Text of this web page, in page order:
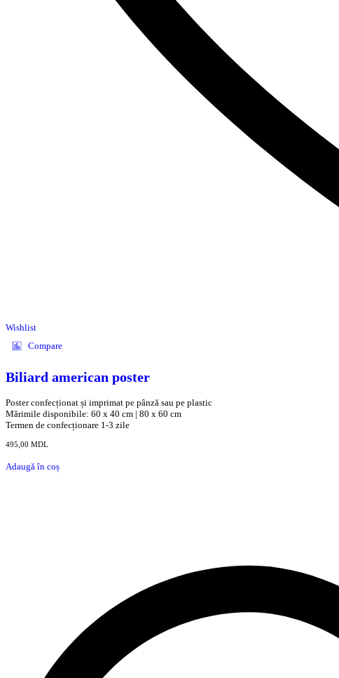
Wishlist
Compare
Biliard american poster
Poster confecționat și imprimat pe pânză sau pe plastic
Mărimile disponibile: 60 x 40 cm | 80 x 60 cm
Termen de confecționare 1-3 zile
495,00 MDL
Adaugă în coș